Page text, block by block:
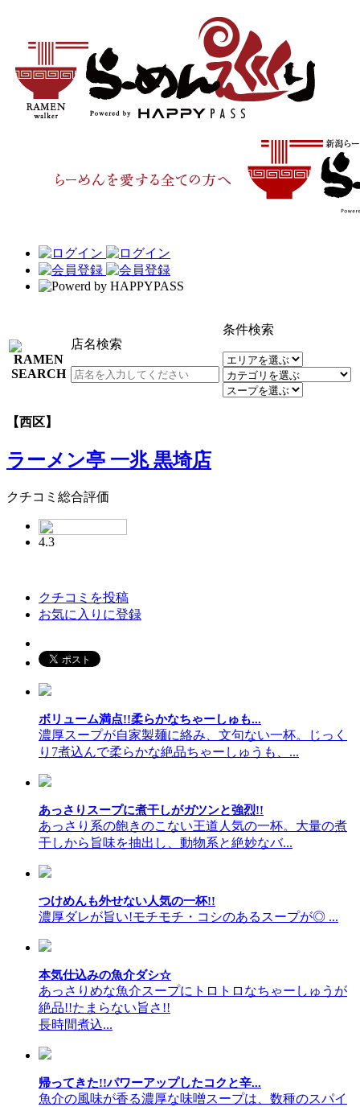
店名検索
条件検索
【西区】
ラーメン亭 一兆 黒埼店
クチコミ総合評価
4.3
クチコミを投稿
お気に入りに登録
ボリューム満点!!柔らかなちゃーしゅも...
濃厚スープが自家製麺に絡み、文句ない一杯。じっく
り7煮込んで柔らかな絶品ちゃーしゅうも、...
あっさりスープに煮干しがガツンと強烈!!
あっさり系の飽きのこない王道人気の一杯。大量の煮
干しから旨味を抽出し、動物系と絶妙なバ...
つけめんも外せない人気の一杯!!
濃厚ダレが旨い!モチモチ・コシのあるスープが◎ ...
本気仕込みの魚介ダシ☆
あっさりめな魚介スープにトロトロなちゃーしゅうが
絶品!!たまらない旨さ!!
長時間煮込...
帰ってきた!!パワーアップしたコクと辛...
魚介の風味が香る濃厚な味噌スープは、数種のスパイ